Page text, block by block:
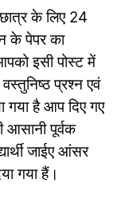
छात्र के लिए 24
के पेपर का
इसी पोस्ट में
प्रश्न एवं
गया है आप दिए गए
पूर्वक
जाईए आंसर
गया हैं।